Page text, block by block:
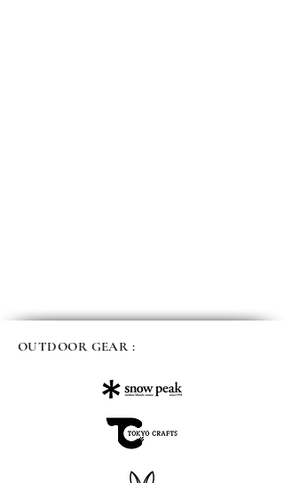
OUTDOOR GEAR :